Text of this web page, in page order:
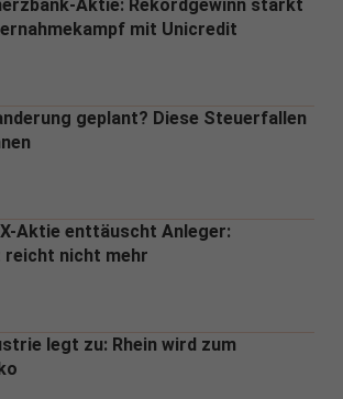
Aktie: Rekordgewinn stärkt
mit Unicredit
geplant? Diese Steuerfallen
Aktie enttäuscht Anleger:
reicht nicht mehr
legt zu: Rhein wird zum